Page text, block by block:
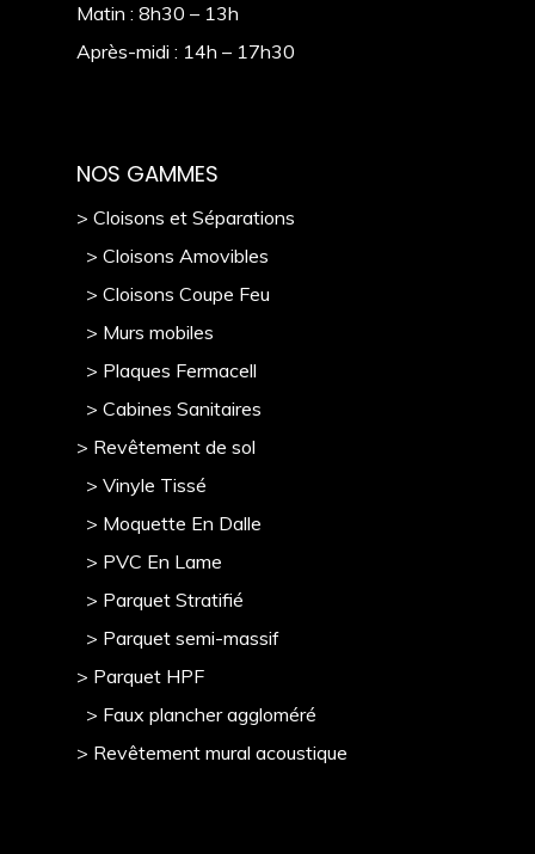
Matin : 8h30 – 13h
Après-midi : 14h – 17h30
NOS GAMMES
> Cloisons et Séparations
> Cloisons Amovibles
> Cloisons Coupe Feu
> Murs mobiles
> Plaques Fermacell
> Cabines Sanitaires
> Revêtement de sol
> Vinyle Tissé
> Moquette En Dalle
> PVC En Lame
> Parquet Stratifié
> Parquet semi-massif
> Parquet HPF
> Faux plancher aggloméré
> Revêtement mural acoustique